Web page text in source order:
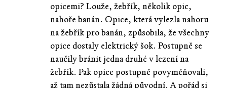
opicemi? Louže, žebřík, několik opic,
nahoře banán. Opice, která vylezla nahoru
na žebřík pro banán, způsobila, že všechny
opice dostaly elektrický šok. Postupně se
naučily bránit jedna druhé v lezení na
žebřík. Pak opice postupně povyměňovali,
až tam nezůstala žádná původní. A pořád si